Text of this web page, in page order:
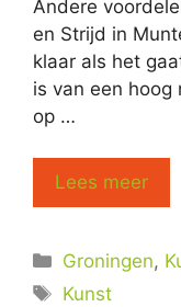
Andere
en Strijd in
klaar als het
is van een hoog
op …
Lees meer
Categorieën
Groningen,
Tags
Kunst